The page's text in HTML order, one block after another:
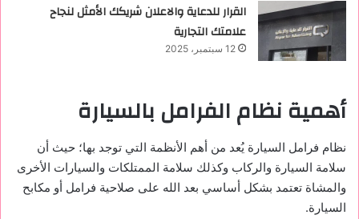
القرار للدعاية والاعلان شريكك الأمثل لنجاح
علامتك التجارية
12 سبتمبر، 2025
أهمية نظام الفرامل بالسيارة
نظام فرامل السيارة يُعد من أهم الأنظمة التي توجد بها؛ حيث أن
سلامة السيارة والركاب وكذلك سلامة الممتلكات والسيارات الأخرى
والمشاة تعتمد بشكل أساسي بعد الله على صلاحية فرامل أو مكابح
السيارة.